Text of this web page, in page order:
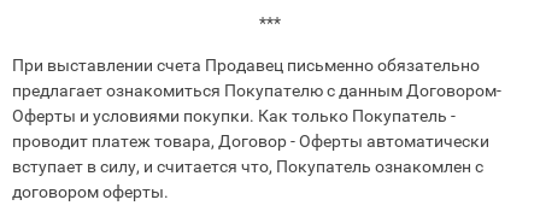
***
При выставлении счета Продавец письменно обязательно
предлагает ознакомиться Покупателю с данным Договором-
Оферты и условиями покупки. Как только Покупатель -
проводит платеж товара, Договор - Оферты автоматически
вступает в силу, и считается что, Покупатель ознакомлен с
договором оферты.